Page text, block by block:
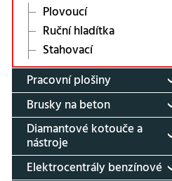
Plovoucí
Ruční hladítka
Stahovací
Pracovní plošiny
Brusky na beton
Diamantové kotouče a
nástroje
Elektrocentrály benzínové